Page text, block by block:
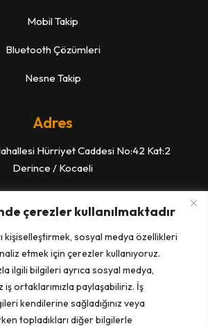
çerezler kullanılmaktadır
kişiselleştirmek, sosyal medya özellikleri
etmek için çerezler kullanıyoruz.
ilgili bilgileri ayrıca sosyal medya,
iş ortaklarımızla paylaşabiliriz. İş
kendilerine sağladığınız veya
topladıkları diğer bilgilerle
Mobil Takip
Bluetooth Çözümleri
Nesne Takip
Adres
Hürriyet Caddesi No:42 Kat:2
Derince / Kocaeli
İletişim
0 262 239 7777
Destek: 0 850 200 0860
Montaj :0 850 307 4100